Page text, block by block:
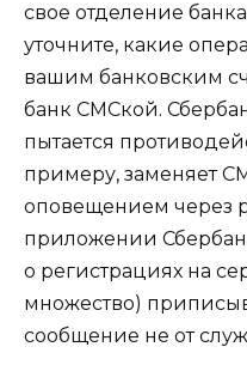
свое отделение
уточните, какие
вашим банковским
банк СМСкой.
пытается
примеру, заменяет
оповещением через
приложении
о регистрациях на
множество)
сообщение не от